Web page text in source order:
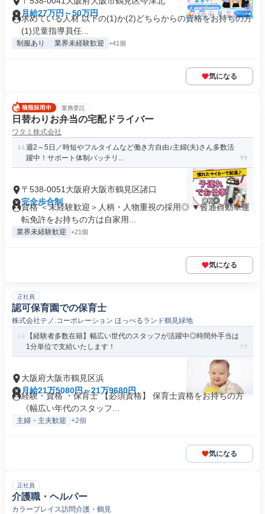
月給27万円～50万円
求めている人材 以下の(1)か(2)どちらからの資格をお持ちの方
(1)児童指導員任...
制服あり 業界未経験歓迎 +41個
気になる
業務委託
日替わりお弁当の宅配ドライバー
ワタミ株式会社
週2～5日／時短やフルタイムなど働き方自由♪主婦(夫)さん多数活
躍中！サポート体制バッチリ...
〒538-0051大阪府大阪市鶴見区諸口
完全歩合制
資格 ＜未経験歓迎＞人柄・人物重視の採用◎ ▼普通自動車運
転免許をお持ちの方は自家用...
業界未経験歓迎 +21個
気になる
正社員
認可保育園での保育士
株式会社テノ.コーポレーション ほっぺるランド鶴見緑地
【経験者多数在籍】幅広い世代のスタッフが活躍中◎時間外手当は
1分単位で支給いたします！
大阪府大阪市鶴見区浜
月給21万5080円～21万9680円
経験・資格 ・保育士 【必須資格】 保育士資格をお持ちの方
《幅広い年代のスタッフ...
主婦・主夫歓迎 +2個
気になる
正社員
介護職・ヘルパー
カラープレイス訪問介護・鶴見